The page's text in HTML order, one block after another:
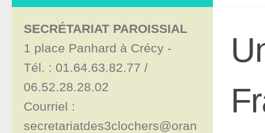
SECRÉTARIAT PAROISSIAL
1 place Panhard à Crécy -
Tél. : 01.64.63.82.77 /
06.52.28.28.02
Courriel :
secretariatdes3clochers@oran